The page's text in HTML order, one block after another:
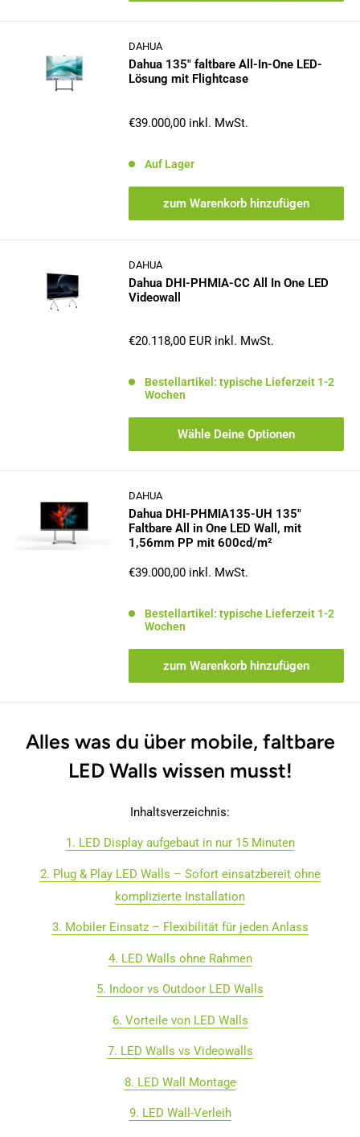
DAHUA
Dahua 135" faltbare All-In-One LED-
Lösung mit Flightcase
Sonderpreis
€39.000,00 inkl. MwSt.
Auf Lager
zum Warenkorb hinzufügen
DAHUA
Dahua DHI-PHMIA-CC All In One LED
Videowall
Sonderpreis
€20.118,00 EUR inkl. MwSt.
Bestellartikel: typische Lieferzeit 1-2
Wochen
Wähle Deine Optionen
DAHUA
Dahua DHI-PHMIA135-UH 135"
Faltbare All in One LED Wall, mit
1,56mm PP mit 600cd/m²
Sonderpreis
€39.000,00 inkl. MwSt.
Bestellartikel: typische Lieferzeit 1-2
Wochen
zum Warenkorb hinzufügen
Alles was du über mobile, faltbare
LED Walls wissen musst!
Inhaltsverzeichnis:
1. LED Display aufgebaut in nur 15 Minuten
2. Plug & Play LED Walls – Sofort einsatzbereit ohne
komplizierte Installation
3. Mobiler Einsatz – Flexibilität für jeden Anlass
4. LED Walls ohne Rahmen
5. Indoor vs Outdoor LED Walls
6. Vorteile von LED Walls
7. LED Walls vs Videowalls
8. LED Wall Montage
9. LED Wall-Verleih